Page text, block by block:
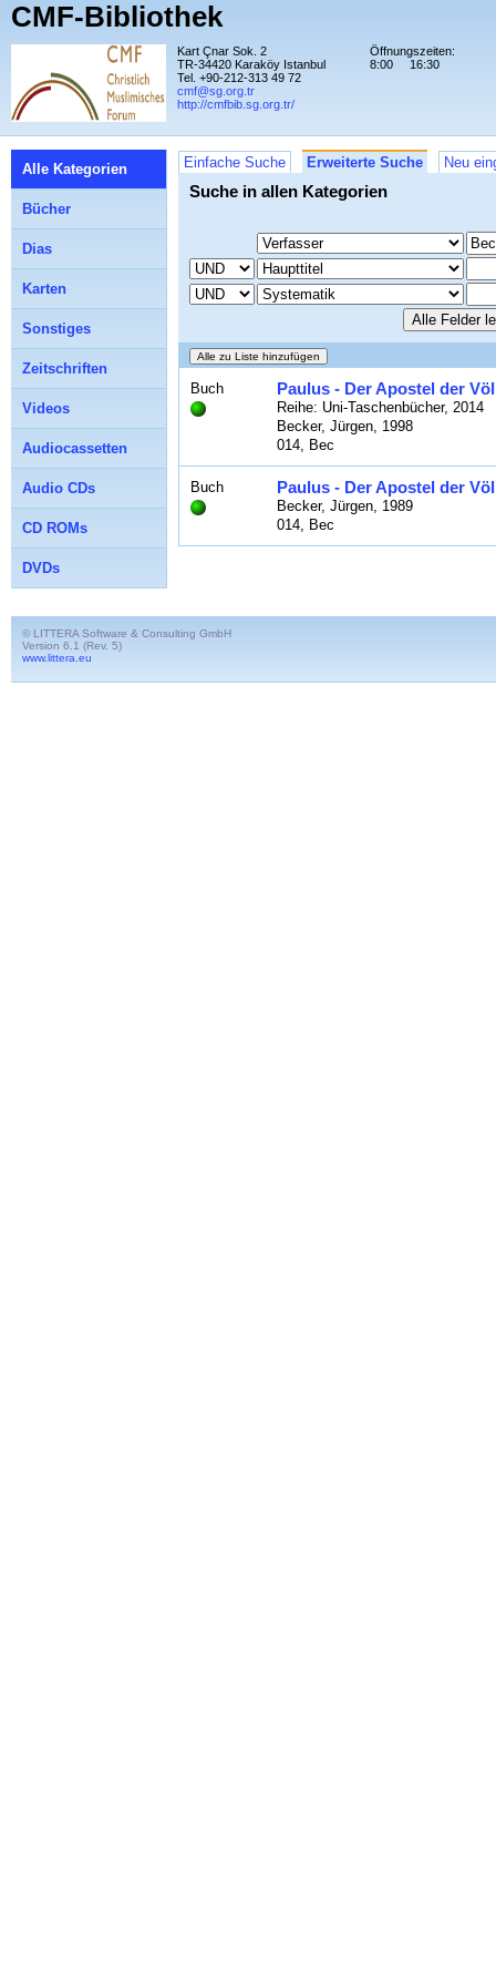
CMF-Bibliothek
Kart Çnar Sok. 2
TR-34420 Karaköy Istanbul
Tel. +90-212-313 49 72
cmf@sg.org.tr
http://cmfbib.sg.org.tr/
Öffnungszeiten:
8:00
16:30
Einfache Suche Erweiterte Suche Neu
Suche in allen Kategorien
Buch Paulus - Der Apostel der
Reihe: Uni-Taschenbücher, 2014
Becker, Jürgen, 1998
014, Bec
Buch Paulus - Der Apostel der
Becker, Jürgen, 1989
014, Bec
Alle Kategorien
Bücher
Dias
Karten
Sonstiges
Zeitschriften
Videos
Audiocassetten
Audio CDs
CD ROMs
DVDs
© LITTERA Software & Consulting GmbH
Version 6.1 (Rev. 5)
www.littera.eu